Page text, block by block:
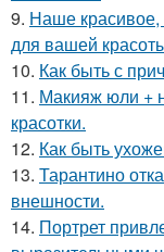
9. Наше красивое,
для вашей
10. Как быть с
11. Макияж юли +
красотки.
12. Как быть
13. Тарантино
внешности.
14. Портрет